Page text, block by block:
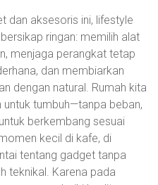
dan aksesoris ini, lifestyle
ringan: memilih alat
menjaga perangkat tetap
dan membiarkan
dengan natural. Rumah kita
tumbuh—tanpa beban,
berkembang sesuai
kecil di kafe, di
tentang gadget tanpa
teknikal. Karena pada